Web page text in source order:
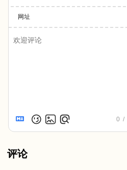
网址
0 /
评论